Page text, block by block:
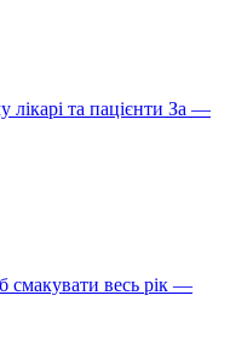
лікарі та пацієнти За —
смакувати весь рік —